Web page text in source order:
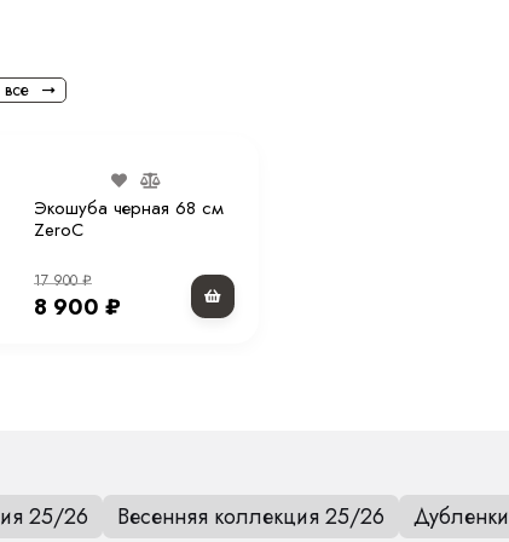
Экошуба черная 68 см
ZeroC
17 900₽
8 900₽
25/26 Весенняя коллекция 25/26 Дубленки